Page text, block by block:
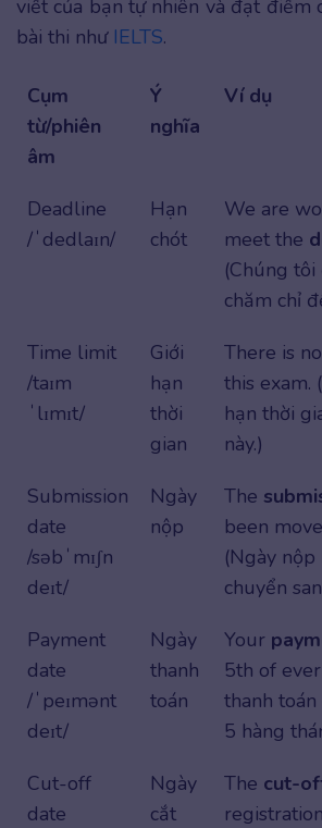
viết của bạn tự nhiên và đạt điểm
bài thi như IELTS.
Cụm
từ/phiên
âm
Ý
nghĩa
Ví dụ
Deadline
/ˈdedlaɪn/
Hạn
chót
We are
meet the
(Chúng
chăm chỉ
Time limit
/taɪm
ˈlɪmɪt/
Giới
hạn
thời
gian
There is no
this exam.
hạn thời
này.)
Submission
date
/səbˈmɪʃn
deɪt/
Ngày
nộp
The
been
(Ngày
chuyển
Payment
date
/ˈpeɪmənt
deɪt/
Ngày
thanh
toán
Your
5th of
thanh
5 hàng
Cut-off
date
Ngày
cắt
The cut-